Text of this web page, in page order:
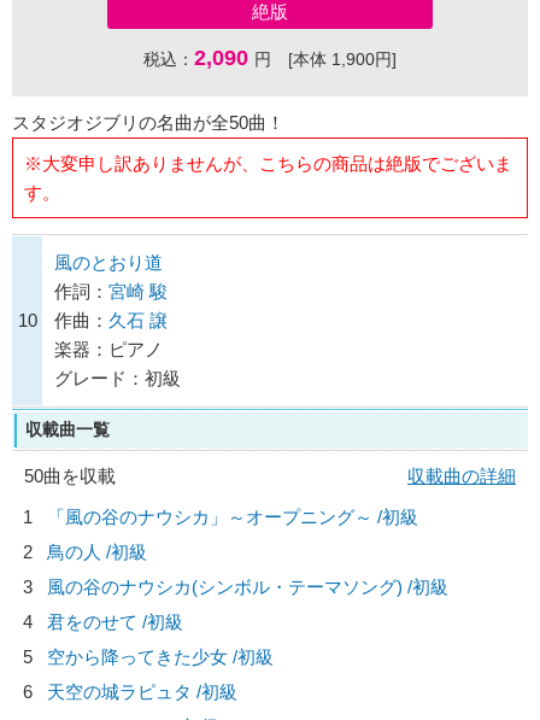
絶版
税込： 2,090 円 [本体 1,900円]
スタジオジブリの名曲が全50曲！
※大変申し訳ありませんが、こちらの商品は絶版でございま
す。
10
風のとおり道
作詞： 宮崎 駿
作曲： 久石 譲
楽器：ピアノ
グレード：初級
収載曲一覧
50曲を収載
収載曲の詳細
1
「風の谷のナウシカ」～オープニング～ /初級
2
鳥の人 /初級
3
風の谷のナウシカ(シンボル・テーマソング) /初級
4
君をのせて /初級
5
空から降ってきた少女 /初級
6
天空の城ラピュタ /初級